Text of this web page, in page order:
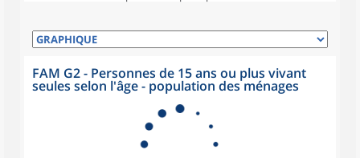
FAM G2 - Personnes de 15 ans ou plus vivant
seules selon l'âge - population des ménages